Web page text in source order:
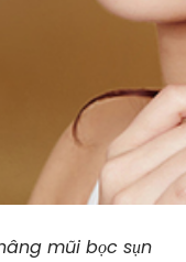
mũi bọc sụn